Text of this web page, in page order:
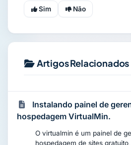
Sim Não
Artigos Relacionados
Instalando painel de
hospedagem VirtualMin.
O virtualmin é um painel de
hospedagem de sites